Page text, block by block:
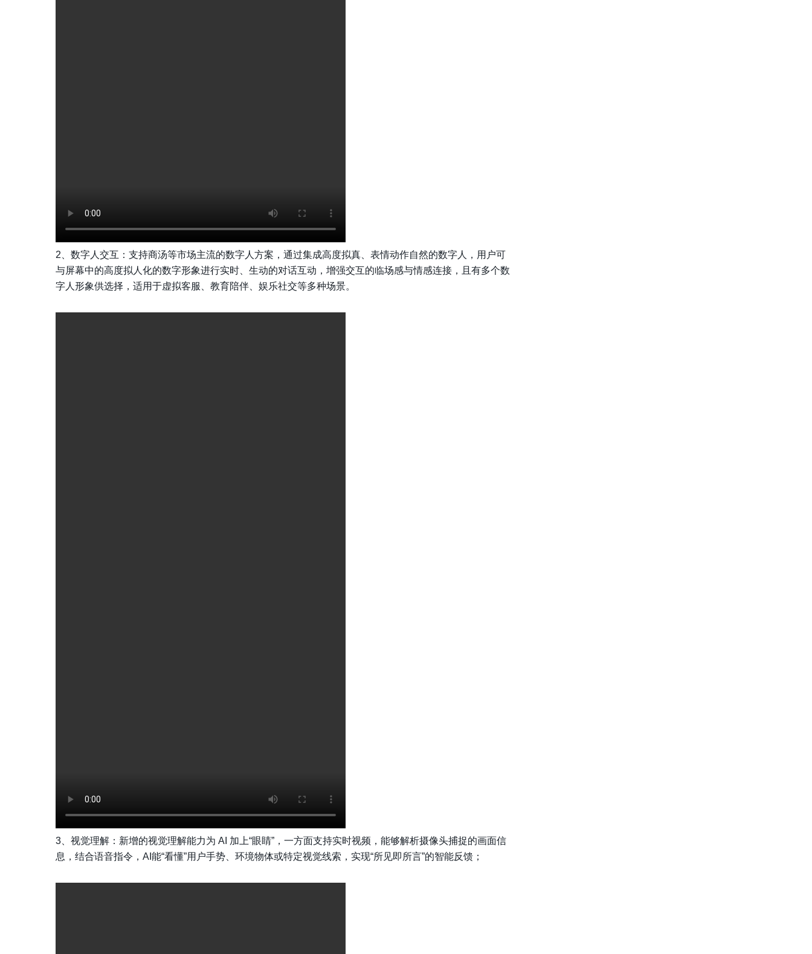
2、数字人交互：支持商汤等市场主流的数字人方案，通过集成高度拟真、表情动作自然的数字人，用户可
与屏幕中的高度拟人化的数字形象进行实时、生动的对话互动，增强交互的临场感与情感连接，且 有多个数
字人形象供选择 ，适用于虚拟客服、教育陪伴、娱乐社交等多种场景。
3、视觉理解：新增的视觉理解能力为 AI 加上“眼睛”，一方面支持实时视频 ，能够解析摄像头捕捉的画面信
息，结合语音指令，AI能“看懂”用户手势、环境物体或特定视觉线索，实现“所见即所言”的智能反馈；